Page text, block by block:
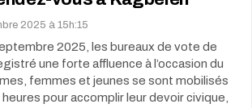
2025 à 15h:15
2025, les bureaux de vote de
une forte affluence à l’occasion du
femmes et jeunes se sont mobilisés
pour accomplir leur devoir civique,